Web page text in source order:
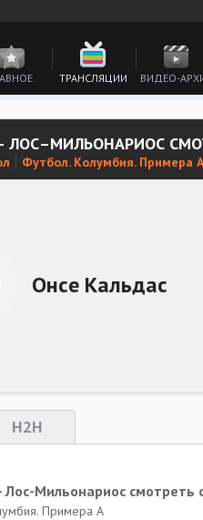
ТРАНСЛЯЦИИ ВИДЕО-
ЛОС–МИЛЬОНАРИОС
Футбол. Колумбия. Примера А
Онсе Кальдас
H2H
Лос-Мильонариос смотреть
Примера А